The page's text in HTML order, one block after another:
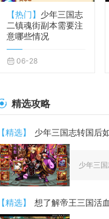
【热门】 少年三国志
二镇魂街副本需要注
意哪些情况
06-28
精选攻略
【精选】 少年三国志转国后
少年三
【精选】 想了解帝王三国活